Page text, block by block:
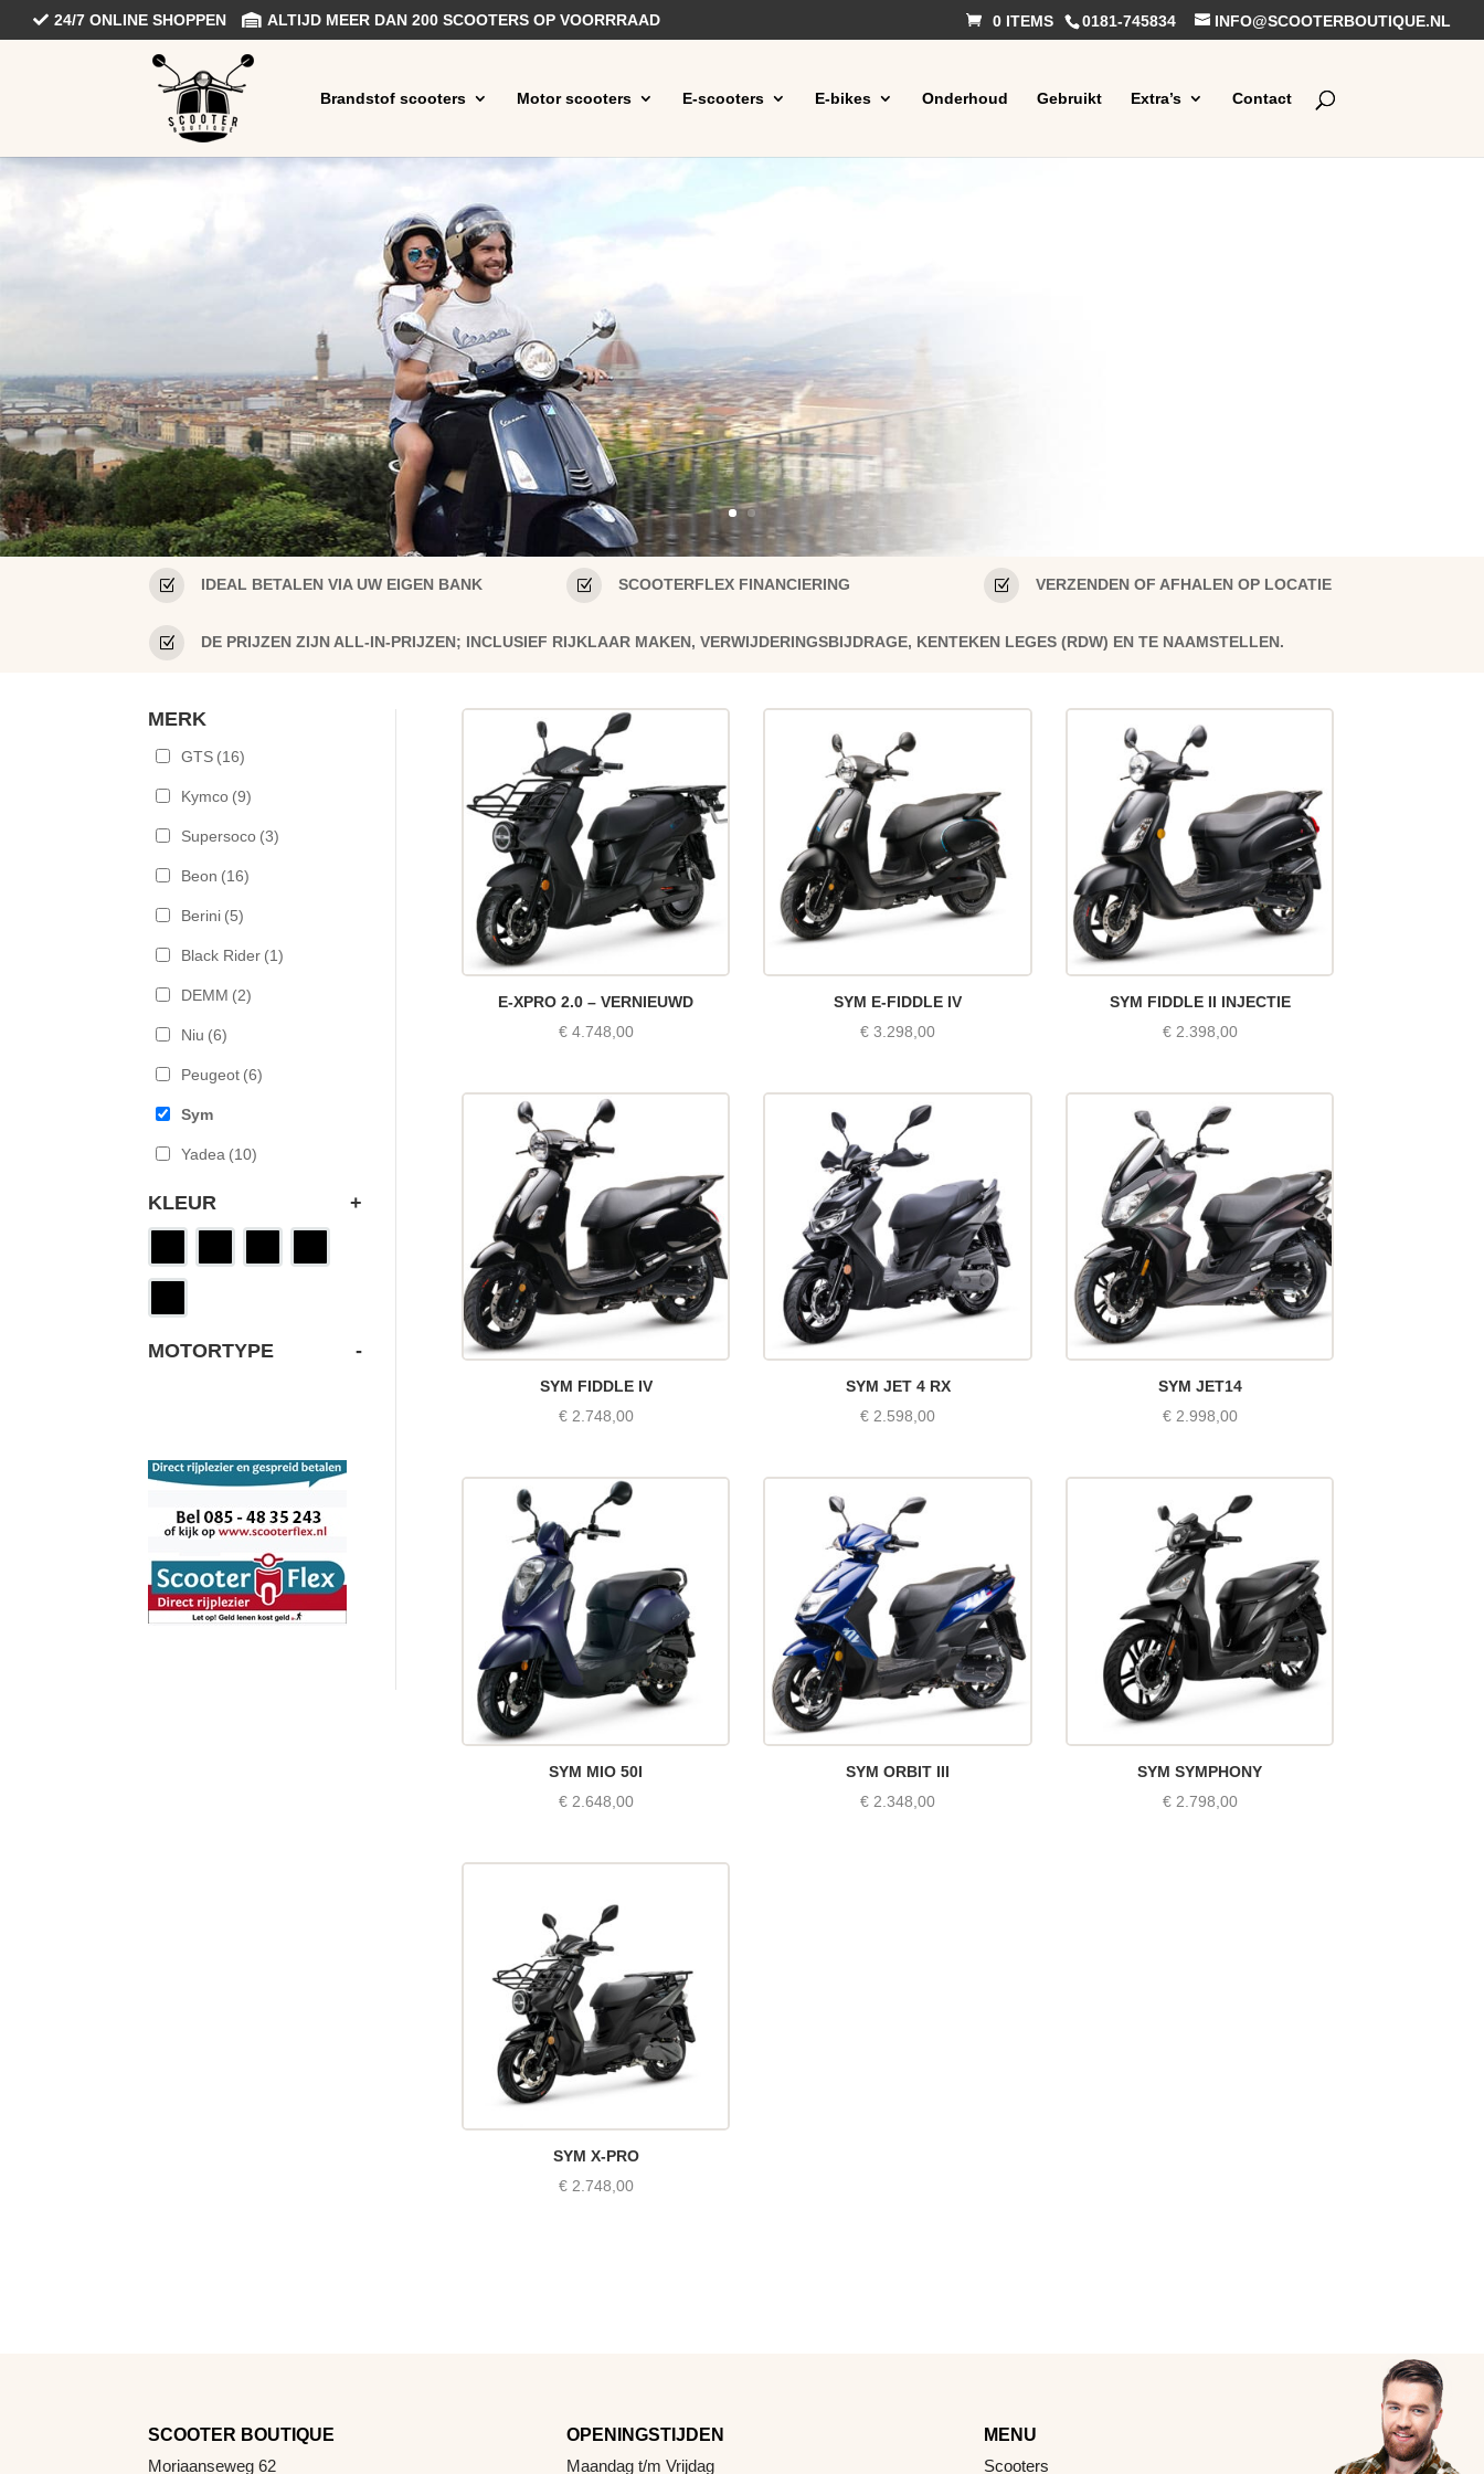
24/7 ONLINE SHOPPEN ALTIJD MEER DAN 200 SCOOTERS OP VOORRRAAD 0181-745834 INFO@SCOOTERBOUTIQUE.NL
0 ITEMS
Brandstof scooters Motor scooters E-scooters E-bikes Onderhoud Gebruikt Extra’s Contact
Z IDEAL BETALEN VIA UW EIGEN BANK Z SCOOTERFLEX FINANCIERING Z VERZENDEN OF AFHALEN OP LOCATIE
Z DE PRIJZEN ZIJN ALL-IN-PRIJZEN; INCLUSIEF RIJKLAAR MAKEN, VERWIJDERINGSBIJDRAGE, KENTEKEN LEGES (RDW) EN TE NAAMSTELLEN.
MERK
GTS (16)
Kymco (9)
Supersoco (3)
Beon (16)
Berini (5)
Black Rider (1)
DEMM (2)
Niu (6)
Peugeot (6)
Sym
Yadea (10)
KLEUR +
MOTORTYPE -
E-XPRO 2.0 – VERNIEUWD
€4.748,00
SYM E-FIDDLE IV
€ 3.298,00
SYM FIDDLE II INJECTIE
€2.398,00
SYM FIDDLE IV
€2.748,00
SYM JET 4 RX
€ 2.598,00
SYM JET14
€2.998,00
SYM MIO 50I
€2.648,00
SYM ORBIT III
€ 2.348,00
SYM SYMPHONY
€2.798,00
SYM X-PRO
€2.748,00
SCOOTER BOUTIQUE
Moriaanseweg 62
OPENINGSTIJDEN
Maandag t/m Vrijdag
MENU
Scooters